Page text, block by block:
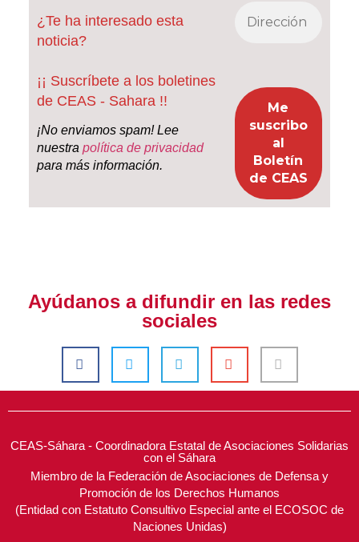
¿Te ha interesado esta
noticia?
¡¡ Suscríbete a los boletines
de CEAS - Sahara !!
¡No enviamos spam! Lee
nuestra política de privacidad
para más información.
Ayúdanos a difundir en las redes
sociales
CEAS-Sáhara - Coordinadora Estatal de Asociaciones Solidarias
con el Sáhara
Miembro de la Federación de Asociaciones de Defensa y
Promoción de los Derechos Humanos
(Entidad con Estatuto Consultivo Especial ante el ECOSOC de
Naciones Unidas)